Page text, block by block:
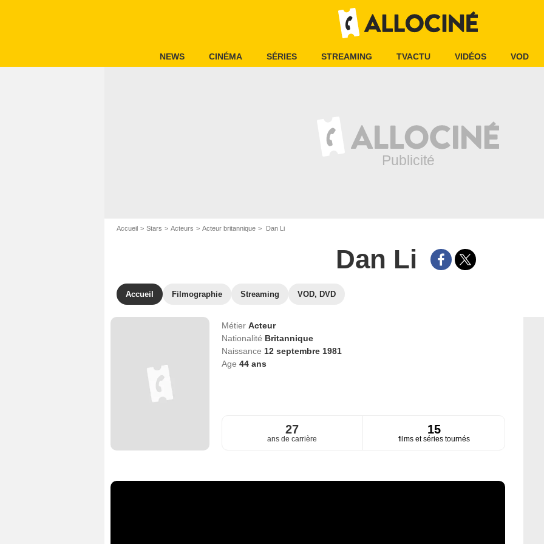
NEWS CINÉMA SÉRIES STREAMING TVACTU VIDÉOS VOD
Accueil Stars Acteurs Acteur britannique Dan Li
Dan Li
Accueil Filmographie Streaming VOD, DVD
Métier Acteur
Nationalité Britannique
Naissance 12 septembre 1981
Age 44ans
27
ans de carrière
15
films et séries tournés